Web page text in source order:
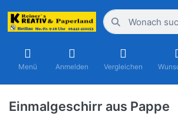
Menü Anmelden Vergleichen
Einmalgeschirr aus Pappe